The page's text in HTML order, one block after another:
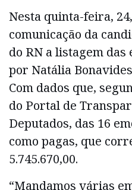
Nesta quinta-feira,
comunicação da
do RN a listagem das
por Natália
Com dados que,
do Portal de
Deputados, das 16
como pagas, que
5.745.670,00.
“Mandamos várias